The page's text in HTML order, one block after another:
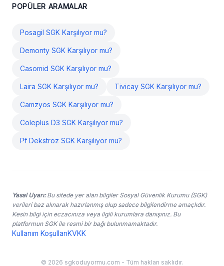
POPÜLER ARAMALAR
Posagil SGK Karşılıyor mu?
Demonty SGK Karşılıyor mu?
Casomid SGK Karşılıyor mu?
Laira SGK Karşılıyor mu? Tivicay SGK Karşılıyor mu?
Camzyos SGK Karşılıyor mu?
Coleplus D3 SGK Karşılıyor mu?
Pf Dekstroz SGK Karşılıyor mu?
Yasal Uyarı:Bu sitede yer alan bilgiler Sosyal Güvenlik Kurumu (SGK)
verileri baz alınarak hazırlanmış olup sadece bilgilendirme amaçlıdır.
Kesin bilgi için eczacınıza veya ilgili kurumlara danışınız. Bu
platformun SGK ile resmi bir bağı bulunmamaktadır.
Kullanım KoşullarıKVKK
© 2026 sgkoduyormu.com - Tüm hakları saklıdır.